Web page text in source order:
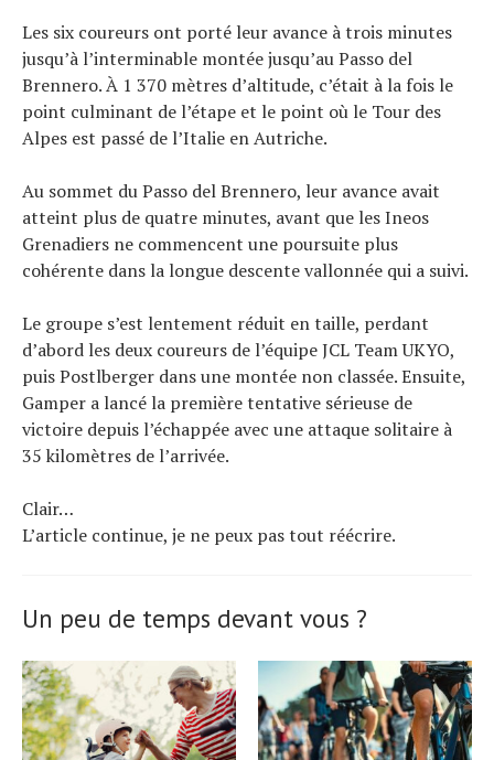
Les six coureurs ont porté leur avance à trois minutes
jusqu’à l’interminable montée jusqu’au Passo del
Brennero. À 1 370 mètres d’altitude, c’était à la fois le
point culminant de l’étape et le point où le Tour des
Alpes est passé de l’Italie en Autriche.
Au sommet du Passo del Brennero, leur avance avait
atteint plus de quatre minutes, avant que les Ineos
Grenadiers ne commencent une poursuite plus
cohérente dans la longue descente vallonnée qui a suivi.
Le groupe s’est lentement réduit en taille, perdant
d’abord les deux coureurs de l’équipe JCL Team UKYO,
puis Postlberger dans une montée non classée. Ensuite,
Gamper a lancé la première tentative sérieuse de
victoire depuis l’échappée avec une attaque solitaire à
35 kilomètres de l’arrivée.
Clair…
L’article continue, je ne peux pas tout réécrire.
Un peu de temps devant vous ?